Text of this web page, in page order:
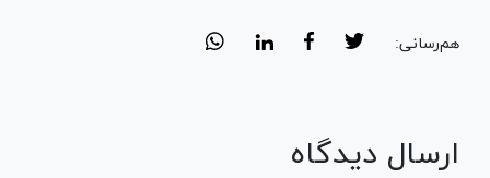
هم‌رسانی:
ارسال دیدگاه